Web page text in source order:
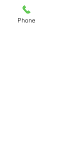
Phone